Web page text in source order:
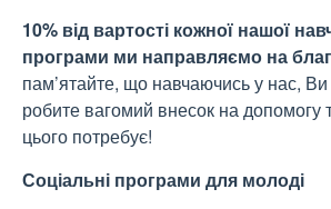
10% від вартості кожної нашої
програми ми направляємо на
пам’ятайте, що навчаючись у нас,
робите вагомий внесок на допомогу
цього потребує!
Соціальні програми для молоді